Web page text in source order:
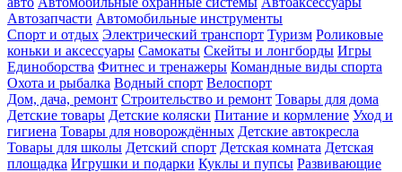
Автозапчасти Автомобильные инструменты
Спорт и отдых Электрический транспорт Туризм Роликовые
коньки и аксессуары Самокаты Скейты и лонгборды Игры
Единоборства Фитнес и тренажеры Командные виды спорта
Охота и рыбалка Водный спорт Велоспорт
Дом, дача, ремонт Строительство и ремонт Товары для дома
Детские товары Детские коляски Питание и кормление Уход и
гигиена Товары для новорождённых Детские автокресла
Товары для школы Детский спорт Детская комната Детская
площадка Игрушки и подарки Куклы и пупсы Развивающие